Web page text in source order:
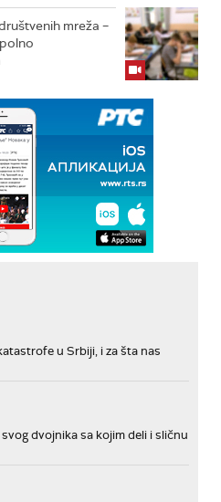
mreža –
u Srbiji, i za šta nas
dvojnika sa kojim deli i sličnu